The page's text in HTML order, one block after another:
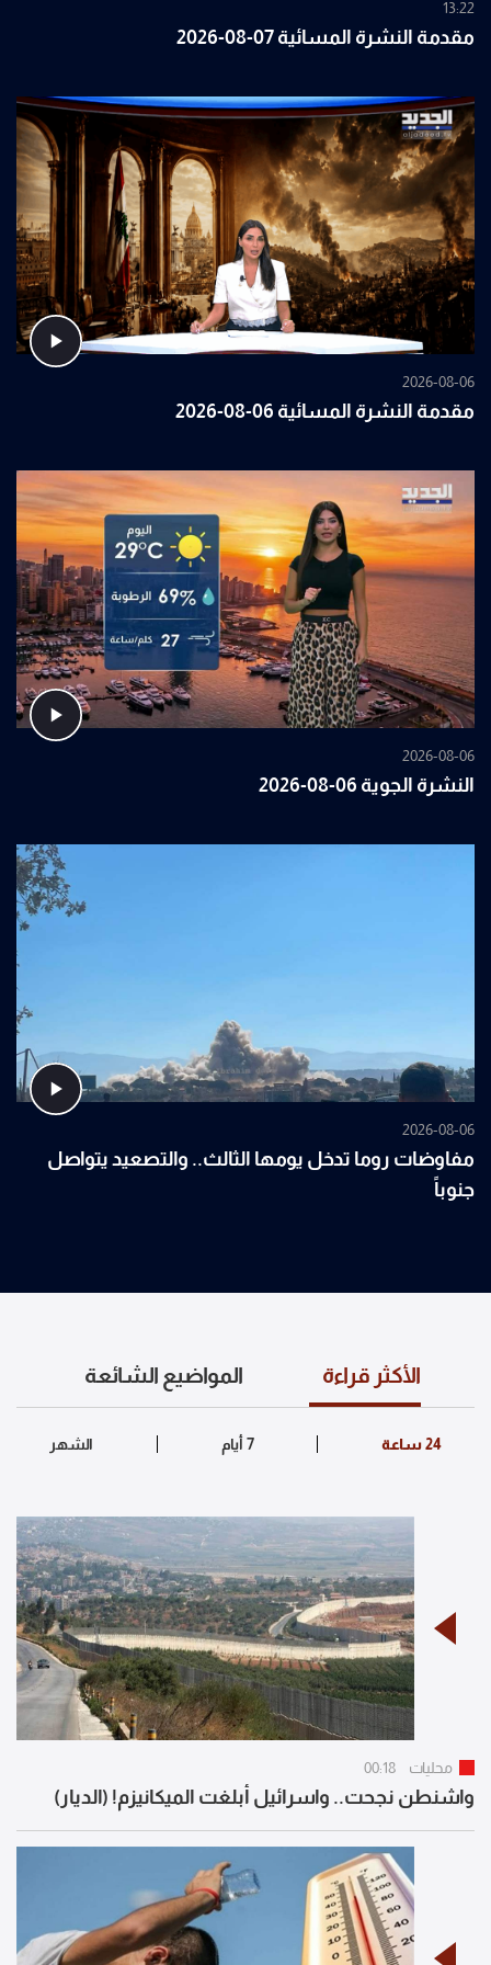
13:22
مقدمة النشرة المسائية 07-08-2026
2026-08-06
مقدمة النشرة المسائية 06-08-2026
2026-08-06
النشرة الجوية 06-08-2026
2026-08-06
مفاوضات روما تدخل يومها الثالث.. والتصعيد يتواصل
جنوباً
الأكثر قراءة المواضيع الشائعة
محليات 00:18
واشنطن نجحت.. واسرائيل أبلغت الميكانيزم! (الديار)